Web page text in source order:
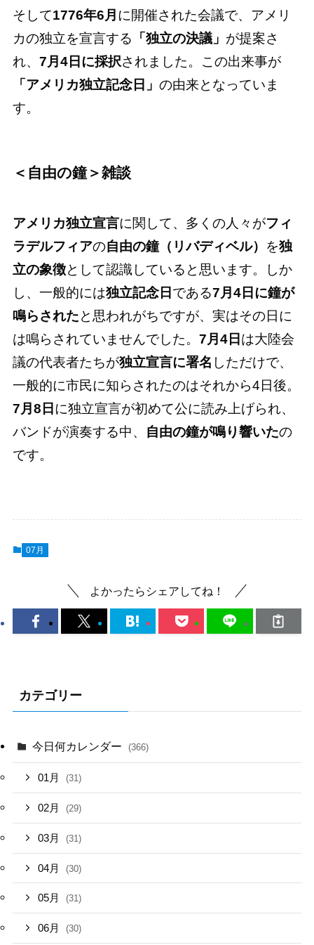
そして1776年6月 に開催された会議で、アメリ
カの独立を宣言する 「独立の決議」 が提案さ
れ、 7月4日に採択されました。この出来事が
「アメリカ独立記念日」 の由来となっていま
す。
＜自由の鐘＞雑談
アメリカ独立宣言に関して、多くの人々がフィ
ラデルフィアの自由の鐘（リバディベル） を独
立の象徴として認識していると思います。しか
し、一般的には独立記念日 である7月4日に鐘が
鳴らされたと思われがちですが、実はその日に
は鳴らされていませんでした。 7月4日 は大陸会
議の代表者たちが独立宣言に署名 しただけで、
一般的に市民に知らされたのはそれから4日後。
7月8日 に独立宣言が初めて公に読み上げられ、
バンドが演奏する中、 自由の鐘が鳴り響いたの
です。
07月
よかったらシェアしてね！
カテゴリー
今日何カレンダー (366)
01月 (31)
02月 (29)
03月 (31)
04月 (30)
05月 (31)
06月 (30)